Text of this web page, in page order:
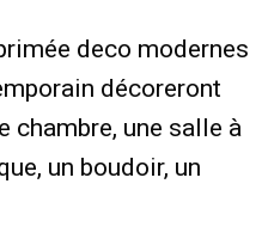
deco modernes
décoreront
chambre, une salle à
un boudoir, un